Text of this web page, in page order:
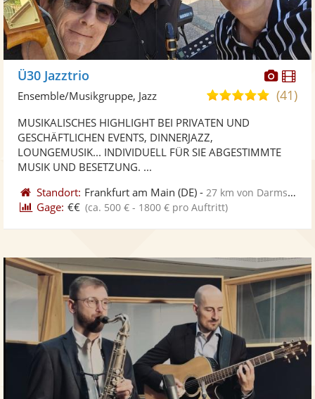
Ü30 Jazztrio
4,9
Sternen
(41)
Ensemble/Musikgruppe, Jazz
MUSIKALISCHES HIGHLIGHT BEI PRIVATEN UND
GESCHÄFTLICHEN EVENTS, DINNERJAZZ,
LOUNGEMUSIK... INDIVIDUELL FÜR SIE ABGESTIMMTE
MUSIK UND BESETZUNG. ...
Standort: Frankfurt am Main (DE) - 27 km von Darmstadt
Gage: €€ (ca. 500 € - 1800 € pro Auftritt)